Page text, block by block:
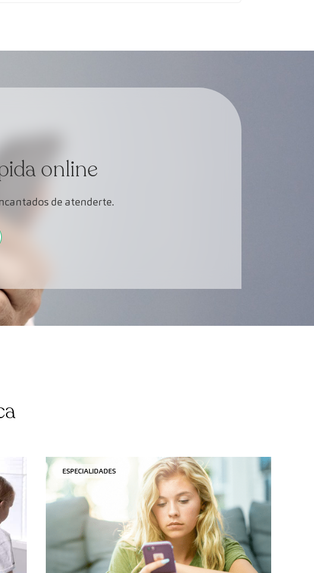
online
de atenderte.
ESPECIALIDADES